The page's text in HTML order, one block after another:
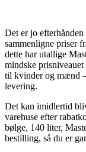
Det er jo
sammenligne priser
dette har utallige
mindske
til kvinder og mænd
levering.
Det kan imidlertid
varehuse efter
bølge, 140 liter,
bestilling, så du er